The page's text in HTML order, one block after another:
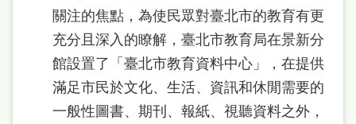
關注的焦點，為使民眾對臺北市的教育有更
充分且深入的瞭解，臺北市教育局在景新分
館設置了「臺北市教育資料中心」，在提供
滿足市民於文化、生活、資訊和休閒需要的
一般性圖書、期刊、報紙、視聽資料之外，